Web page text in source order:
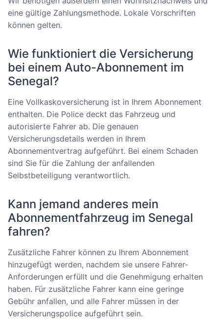
eine gültige Zahlungsmethode. Lokale Vorschriften
können gelten.
Wie funktioniert die Versicherung
bei einem Auto-Abonnement im
Senegal?
Eine Vollkaskoversicherung ist in Ihrem Abonnement
enthalten. Die Police deckt das Fahrzeug und
autorisierte Fahrer ab. Die genauen
Versicherungsdetails werden in Ihrem
Abonnementvertrag aufgeführt. Bei einem Schaden
sind Sie für die Zahlung der anfallenden
Selbstbeteiligung verantwortlich.
Kann jemand anderes mein
Abonnementfahrzeug im Senegal
fahren?
Zusätzliche Fahrer können zu Ihrem Abonnement
hinzugefügt werden, nachdem sie unsere Fahrer-
Anforderungen erfüllt und die Genehmigung erhalten
haben. Für zusätzliche Fahrer kann eine geringe
Gebühr anfallen, und alle Fahrer müssen in der
Versicherungspolice aufgeführt sein.